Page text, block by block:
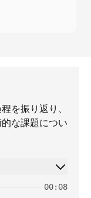
を振り返り、
な課題につい
00:08